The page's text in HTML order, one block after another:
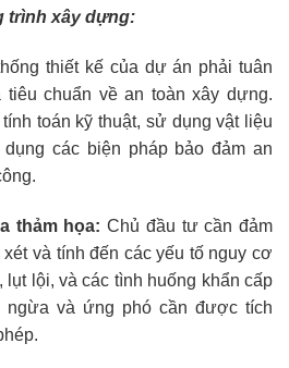
trình xây dựng:
thiết kế của dự án phải tuân
tiêu chuẩn về an toàn xây dựng.
toán kỹ thuật, sử dụng vật liệu
các biện pháp bảo đảm an
thảm họa: Chủ đầu tư cần đảm
và tính đến các yếu tố nguy cơ
lụt lội, và các tình huống khẩn cấp
ngừa và ứng phó cần được tích